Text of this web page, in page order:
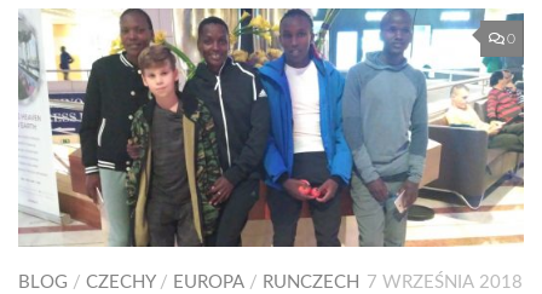
0
BLOG / CZECHY/ EUROPA / RUNCZECH 7 WRZEŚNIA 2018